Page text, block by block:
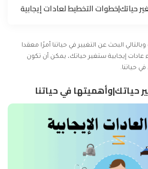
حياتك|خطوات التخطيط لعادات إيجابية
البحث عن التغيير في حياتنا أمرًا معقدا
عادات إيجابية ستغير حياتك، يمكن أن تكون
حياتنا.
حياتك|وأهميتها في حياتنا